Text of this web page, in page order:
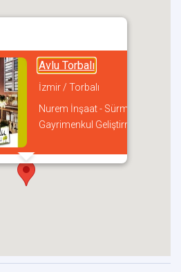
Avlu Torbalı
İzmir / Torbalı
Nurem İnşaat - Sürmeli
Gayrimenkul Geliştirme